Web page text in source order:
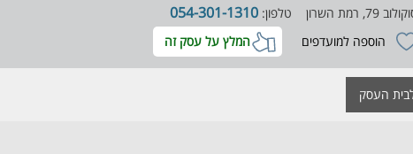
79, רמת השרון טלפון: 054-301-1310
הוספה למועדפים המלץ על עסק זה
העסק